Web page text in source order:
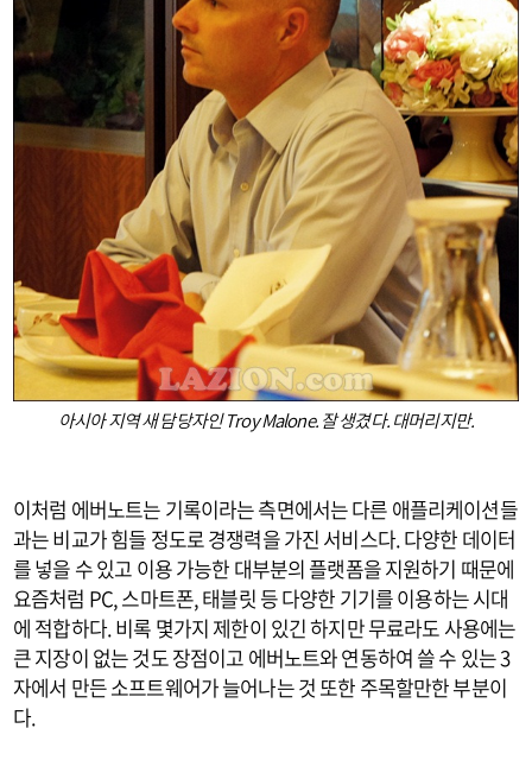
아시아 지역 새 담당자인 Troy Malone. 잘 생겼다. 대머리지만.
이처럼 에버노트는 기록이라는 측면에서는 다른 애플리케이션들
과는 비교가 힘들 정도로 경쟁력을 가진 서비스다. 다양한 데이터
를 넣을 수 있고 이용 가능한 대부분의 플랫폼을 지원하기 때문에
요즘처럼 PC, 스마트폰, 태블릿 등 다양한 기기를 이용하는 시대
에 적합하다. 비록 몇가지 제한이 있긴 하지만 무료라도 사용에는
큰 지장이 없는 것도 장점이고 에버노트와 연동하여 쓸 수 있는 3
자에서 만든 소프트웨어가 늘어나는 것 또한 주목할만한 부분이
다.